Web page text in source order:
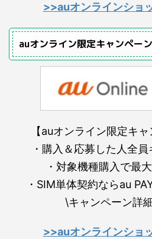
>>auオンラインショ
auオンライン限定キャンペー
【auオンライン限定キャ
・購入＆応募した人全
・対象機種購入で最
・SIM単体契約ならau
\キャンペーン詳
>>auオンラインショ